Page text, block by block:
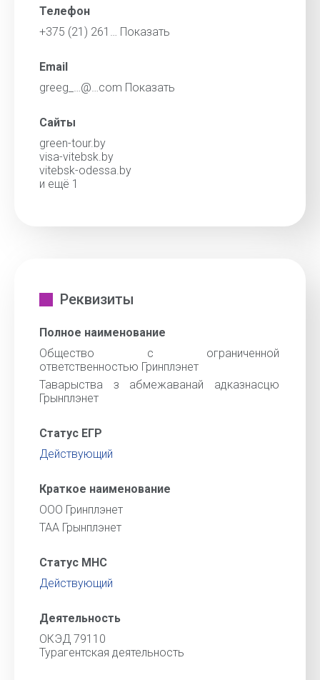
Телефон
+375 (21) 261… Показать
Email
greeg_…@…com Показать
Сайты
green-tour.by
visa-vitebsk.by
vitebsk-odessa.by
и ещё 1
Реквизиты
Полное наименование
Общество с ограниченной
ответственностью Гринплэнет
Таварыства з абмежаванай адказнасцю
Грынплэнет
Статус ЕГР
Действующий
Краткое наименование
ООО Гринплэнет
ТАА Грынплэнет
Статус МНС
Действующий
Деятельность
ОКЭД 79110
Турагентская деятельность